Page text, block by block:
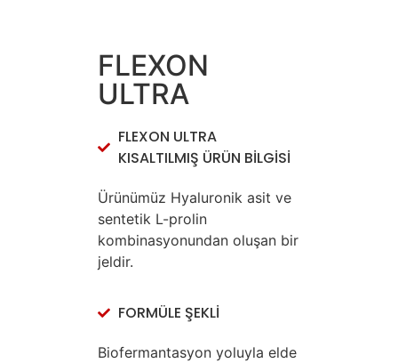
FLEXON
ULTRA
FLEXON ULTRA
KISALTILMIŞ ÜRÜN BİLGİSİ
Ürünümüz Hyaluronik asit ve
sentetik L-prolin
kombinasyonundan oluşan bir
jeldir.
FORMÜLE ŞEKLİ
Biofermantasyon yoluyla elde